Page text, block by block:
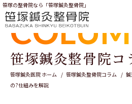
笹塚の整骨院なら「笹塚鍼灸整骨院」
笹塚鍼灸整骨院コ
笹塚鍼灸医院 ホーム 笹塚鍼灸整骨院コラム
の?仕組みを解説